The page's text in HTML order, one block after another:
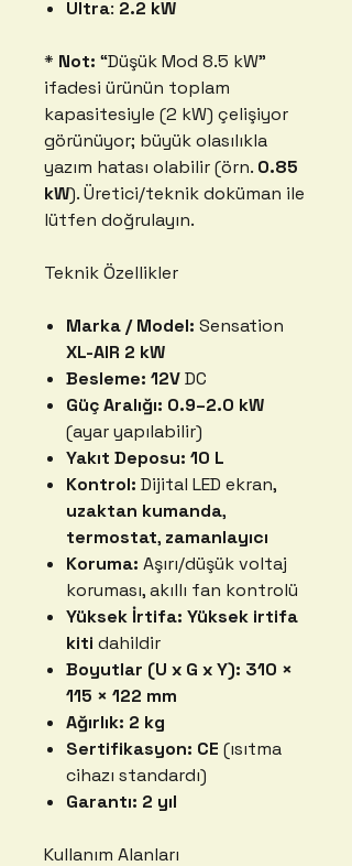
Ultra: 2.2 kW
* Not: “Düşük Mod 8.5 kW”
ifadesi ürünün toplam
kapasitesiyle (2 kW) çelişiyor
görünüyor; büyük olasılıkla
yazım hatası olabilir (örn. 0.85
kW). Üretici/teknik doküman ile
lütfen doğrulayın.
Teknik Özellikler
Marka / Model: Sensation
XL-AIR 2 kW
Besleme: 12VDC
Güç Aralığı: 0.9–2.0 kW
(ayar yapılabilir)
Yakıt Deposu: 10 L
Kontrol: Dijital LED ekran,
uzaktan kumanda,
termostat, zamanlayıcı
Koruma: Aşırı/düşük voltaj
koruması, akıllı fan kontrolü
Yüksek İrtifa: Yüksek irtifa
kiti dahildir
Boyutlar (U x G x Y): 310 ×
115 × 122 mm
Ağırlık: 2 kg
Sertifikasyon: CE (ısıtma
cihazı standardı)
Garantı: 2 yıl
Kullanım Alanları